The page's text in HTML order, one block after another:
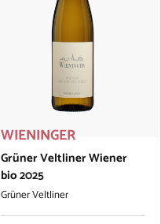
WIENINGER
Grüner Veltliner Wiener
bio 2025
Grüner Veltliner